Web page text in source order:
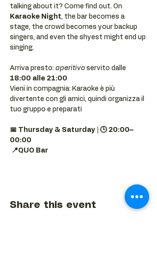
talking about it? Come find out. On
Karaoke Night, the bar becomes a
stage, the crowd becomes your backup
singers, and even the shyest might end up
singing.
Arriva presto: aperitivo servito dalle
18:00 alle 21:00
Vieni in compagnia: Karaoke è più
divertente con gli amici, quindi organizza il
tuo gruppo e preparati
📅 Thursday & Saturday | 🕒 20:00–
00:00
📍QUO Bar
Share this event